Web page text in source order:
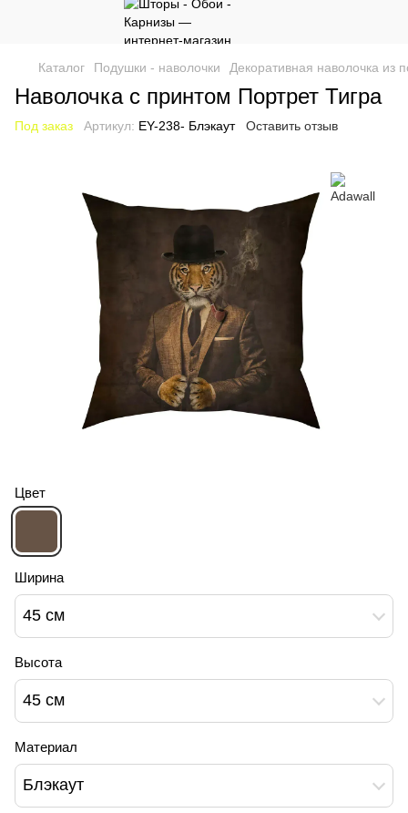
Каталог Подушки - наволочки Декоративная наволочка из
Наволочка с принтом Портрет Тигра
Под заказ Артикул: EY-238- Блэкаут Оставить отзыв
Цвет
Ширина
45 см
Высота
45 см
Материал
Блэкаут